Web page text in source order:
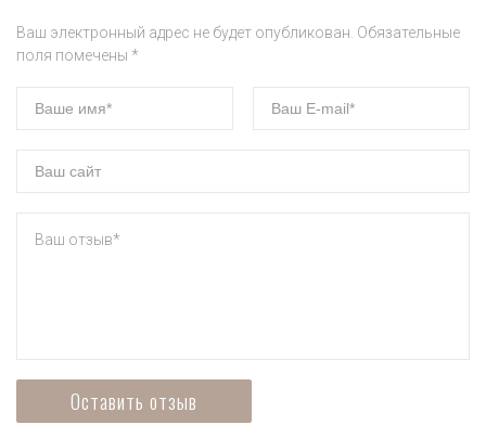
Ваш электронный адрес не будет опубликован. Обязательные
поля помечены *